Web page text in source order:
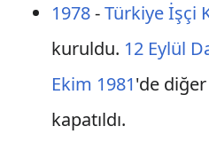
1978-Türkiye İşçi
kuruldu. 12 Eylül
Ekim 1981'de
kapatıldı.